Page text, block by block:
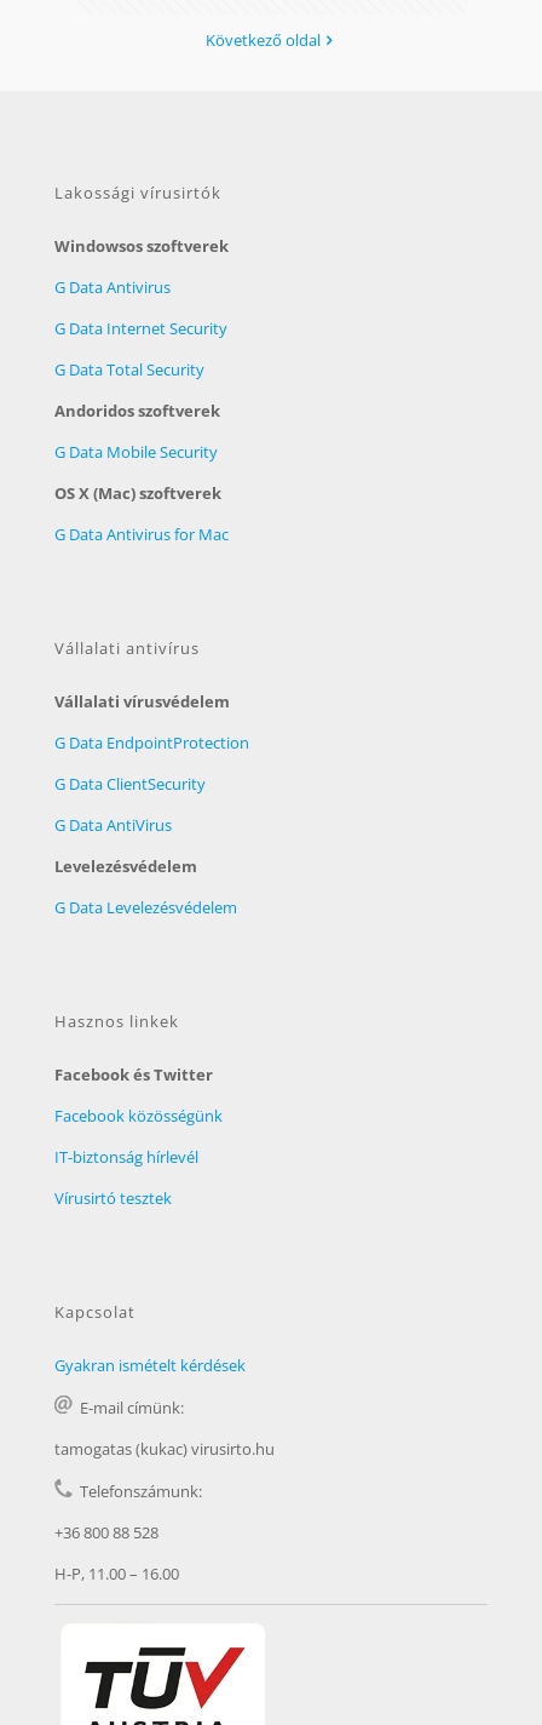
Következő oldal
Lakossági vírusirtók
Windowsos szoftverek
G Data Antivirus
G Data Internet Security
G Data Total Security
Andoridos szoftverek
G Data Mobile Security
OS X (Mac) szoftverek
G Data Antivirus for Mac
Vállalati antivírus
Vállalati vírusvédelem
G Data EndpointProtection
G Data ClientSecurity
G Data AntiVirus
Levelezésvédelem
G Data Levelezésvédelem
Hasznos linkek
Facebook és Twitter
Facebook közösségünk
IT-biztonság hírlevél
Vírusirtó tesztek
Kapcsolat
Gyakran ismételt kérdések
E-mail címünk:
tamogatas (kukac) virusirto.hu
Telefonszámunk:
+36 800 88 528
H-P, 11.00 – 16.00